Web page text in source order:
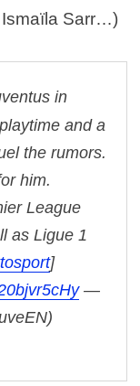
Ismaïla Sarr…)
in
and a
the rumors.
him.
League
as Ligue 1
]
—